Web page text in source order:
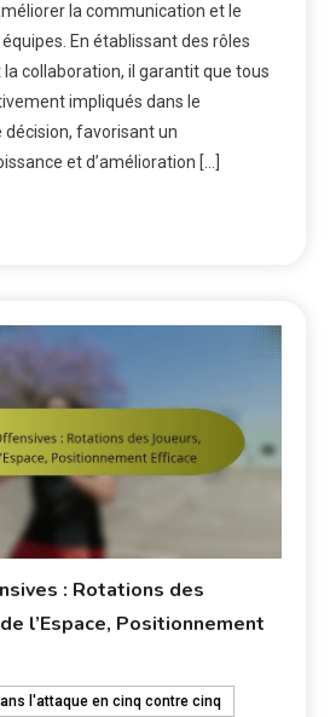
la communication et le
En établissant des rôles
collaboration, il garantit que tous
impliqués dans le
décision, favorisant un
et d’amélioration […]
: Rotations des
l’Espace, Positionnement
l'attaque en cinq contre cinq